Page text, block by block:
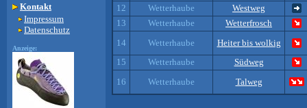
Kontakt
Impressum
Datenschutz
Anzeige:
12
Wetterhaube
Westweg
13
Wetterhaube
Wetterfrosch
14
Wetterhaube
Heiter bis wolkig
15
Wetterhaube
Südweg
16
Wetterhaube Talweg